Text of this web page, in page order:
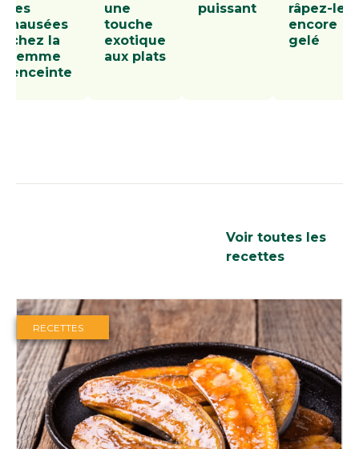
les
nausées
chez la
femme
enceinte
une
touche
exotique
aux plats
puissant
râpez-le
encore
gelé
Voir toutes les
recettes
RECETTES